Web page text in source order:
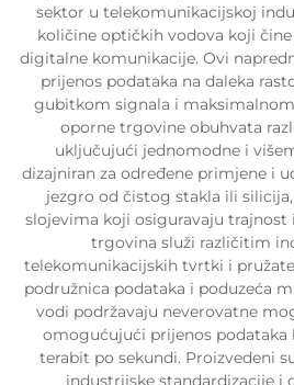
sektor u telekomunikacijskoj
količine optičkih vodova koji
digitalne komunikacije. Ovi
prijenos podataka na daleka
gubitkom signala i
oporne trgovine obuhvata
uključujući jednomodne i
dizajniran za određene primjene i
jezgro od čistog stakla ili
slojevima koji osiguravaju trajnost
trgovina služi različitim
telekomunikacijskih tvrtki i
podružnica podataka i poduzeća
vodi podržavaju neverovatne
omogućujući prijenos podataka
terabit po sekundi. Proizvedeni
industrijske standardizacije i